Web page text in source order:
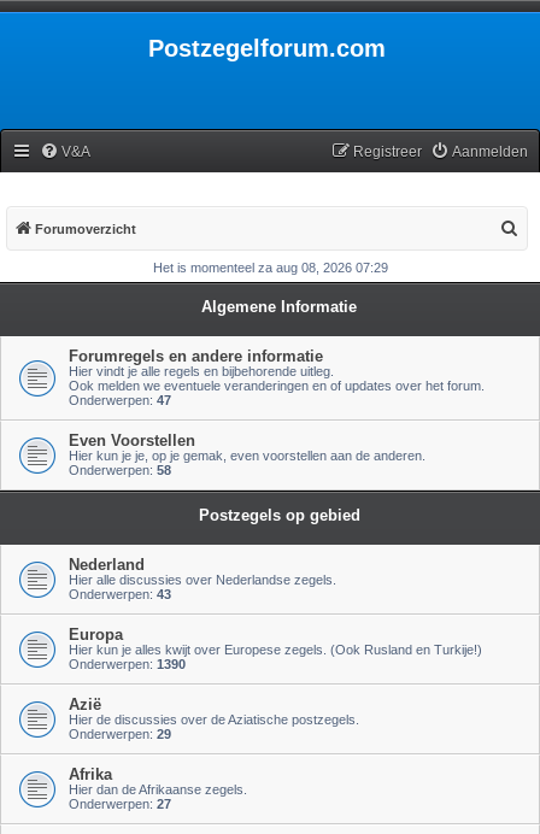
Postzegelforum.com
V&A Aanmelden
Registreer
Forumoverzicht
e
Het is momenteel za aug 08, 2026 07:29
Algemene Informatie
Forumregels en andere informatie
Hier vindt je alle regels en bijbehorende uitleg.
Ook melden we eventuele veranderingen en of updates over het forum.
Onderwerpen: 47
Even Voorstellen
Hier kun je je, op je gemak, even voorstellen aan de anderen.
Onderwerpen: 58
Postzegels op gebied
Nederland
Hier alle discussies over Nederlandse zegels.
Onderwerpen: 43
Europa
Hier kun je alles kwijt over Europese zegels. (Ook Rusland en Turkije!)
Onderwerpen: 1390
Azië
Hier de discussies over de Aziatische postzegels.
Onderwerpen: 29
Afrika
Hier dan de Afrikaanse zegels.
Onderwerpen: 27